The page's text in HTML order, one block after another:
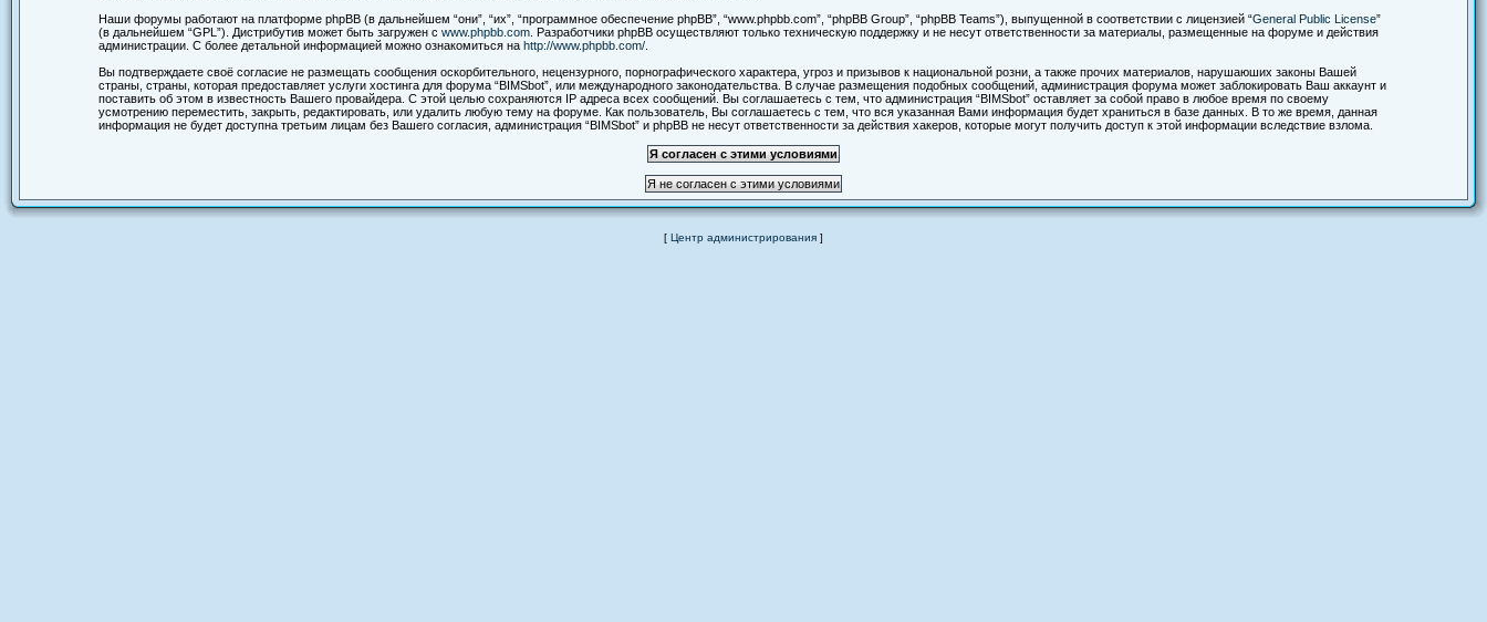
Наши форумы работают на платформе phpBB (в дальнейшем “они”, “их”, “программное обеспечение phpBB”, “www.phpbb.com”, “phpBB Group”, “phpBB Teams”), выпущенной в соответствии с лицензией “General Public License”
(в дальнейшем “GPL”). Дистрибутив может быть загружен с www.phpbb.com . Разработчики phpBB осуществляют только техническую поддержку и не несут ответственности за материалы, размещенные на форуме и действия
администрации. С более детальной информацией можно ознакомиться на http://www.phpbb.com/
Вы подтверждаете своё согласие не размещать сообщения оскорбительного, нецензурного, порнографического характера, угроз и призывов к национальной розни, а также прочих материалов, нарушаюших законы Вашей
страны, страны, которая предоставляет услуги хостинга для форума “BIMSbot”, или международного законодательства. В случае размещения подобных сообщений, администрация форума может заблокировать Ваш аккаунт и
поставить об этом в известность Вашего провайдера. С этой целью сохраняются IP адреса всех сообщений. Вы соглашаетесь с тем, что администрация “BIMSbot” оставляет за собой право в любое время по своему
усмотрению переместить, закрыть, редактировать, или удалить любую тему на форуме. Как пользователь, Вы соглашаетесь с тем, что вся указанная Вами информация будет храниться в базе данных. В то же время, данная
информация не будет доступна третьим лицам без Вашего согласия, администрация “BIMSbot” и phpBB не несут ответственности за действия хакеров, которые могут получить доступ к этой информации вследствие взлома.
[ Центр администрирования ]